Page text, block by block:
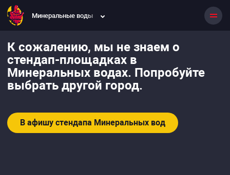
Минеральные воды
К сожалению, мы не знаем о
стендап-площадках в
Минеральных водах. Попробуйте
выбрать другой город.
В афишу стендапа Минеральных вод